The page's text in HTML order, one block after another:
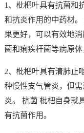
1、枇杷叶具有抗菌和
和抗炎作用的中药材
果更好，可以有效地
菌和痢疾杆菌等病原
2、枇杷叶具有清肺止
种慢性支气管炎，但
炎。 抗菌 枇杷自身就
有抗菌作用。